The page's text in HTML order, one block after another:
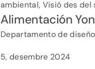
ambiental, Visió des del
Alimentación
Departamento de diseño
5, desembre 2024